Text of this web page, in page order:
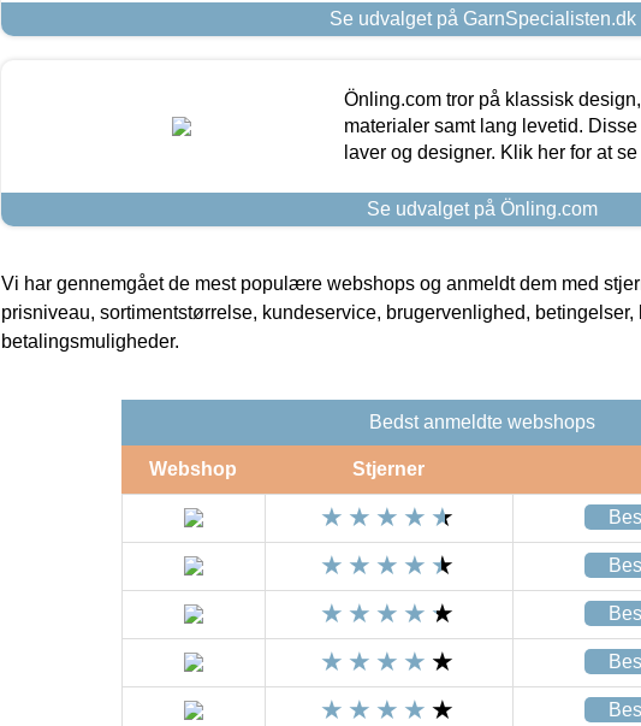
Se udvalget på GarnSpecialisten.dk
Önling.com tror på klassisk
materialer samt lang levetid.
laver og designer. Klik her for at
Se udvalget på Önling.com
Vi har gennemgået de mest populære webshops og anmeldt dem med
prisniveau, sortimentstørrelse, kundeservice, brugervenlighed, betingelser,
betalingsmuligheder.
Bedst anmeldte webshops
Webshop Stjerner